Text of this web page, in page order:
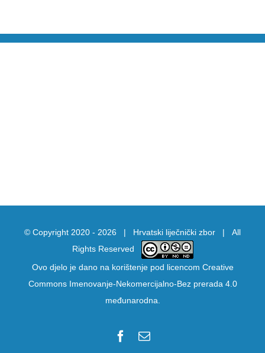
© Copyright 2020 - 2026 | Hrvatski liječnički zbor | All
Rights Reserved
Ovo djelo je dano na korištenje pod licencom Creative
Commons Imenovanje-Nekomercijalno-Bez prerada 4.0
međunarodna
Facebook
Email: